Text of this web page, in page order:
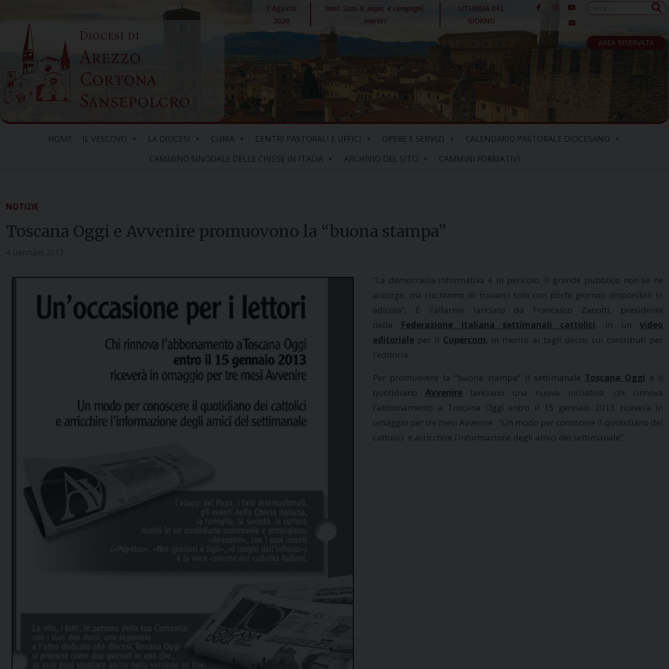
content
Diocesi di
Arezzo
Cortona
Sansepolcro
7 Agosto
2026
Santi Sisto II, papa, e compagni,
martiri
LITURGIA DEL
GIORNO
Ricerca
AREA RISERVATA
HOME IL VESCOVO LA DIOCESI CURIA CENTRI PASTORALI E UFFICI OPERE E SERVIZI
CALENDARIO PASTORALE DIOCESANO
CAMMINO SINODALE DELLE CHIESE IN ITALIA
ARCHIVIO DEL SITO CAMMINI FORMATIVI
NOTIZIE
Toscana Oggi e Avvenire promuovono la “buona stampa”
“La democrazia informativa è in pericolo. Il grande pubblico non se ne
accorge, ma rischiamo di trovarci solo con pochi giornali disponibili in
edicola”. È l’allarme lanciato da Francesco Zanotti, presidente
della Federazione italiana settimanali cattolici, in unvideo
editoriale per il Copercom, in merito ai tagli decisi sui contributi per
l’editoria.
Per promuovere la “buona stampa” il settimanale Toscana Oggi e il
quotidiano Avvenire lanciano una nuova iniziativa: chi rinnova
l’abbonamento a Toscana Oggi entro il 15 gennaio 2013 riceverà in
omaggio per tre mesi Avvenire. “Un modo per conoscere il quotidiano dei
cattolici e arricchire l’informazione degli amici del settimanale”.